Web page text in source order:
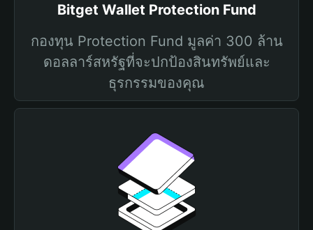
Bitget Wallet Protection Fund
กองทุน Protection Fund มูลค่า 300 ล้าน
ดอลลาร์สหรัฐที่จะปกป้องสินทรัพย์และ
ธุรกรรมของคุณ